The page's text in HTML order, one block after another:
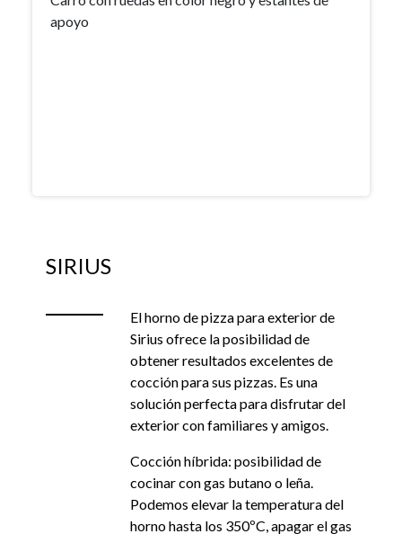
apoyo
SIRIUS
El horno de pizza para exterior de
Sirius ofrece la posibilidad de
obtener resultados excelentes de
cocción para sus pizzas. Es una
solución perfecta para disfrutar del
exterior con familiares y amigos.
Cocción híbrida: posibilidad de
cocinar con gas butano o leña.
Podemos elevar la temperatura del
horno hasta los 350ºC, apagar el gas